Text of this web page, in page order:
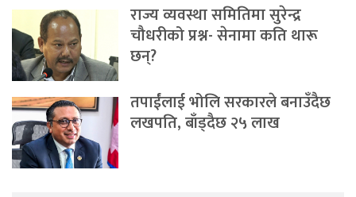
राज्य व्यवस्था समितिमा सुरेन्द्र
चौधरीको प्रश्न- सेनामा कति थारू
छन्?
तपाईंलाई भोलि सरकारले बनाउँदैछ
लखपति, बाँड्दैछ २५ लाख